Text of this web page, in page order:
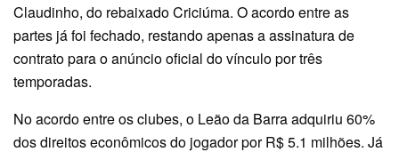
Claudinho, do rebaixado Criciúma. O acordo entre as
partes já foi fechado, restando apenas a assinatura de
contrato para o anúncio oficial do vínculo por três
temporadas.
No acordo entre os clubes, o Leão da Barra adquiriu 60%
dos direitos econômicos do jogador por R$ 5.1 milhões. Já